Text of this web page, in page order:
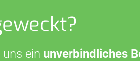
uns ein unverbindliches